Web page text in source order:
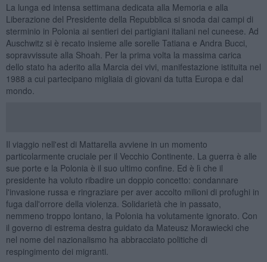
La lunga ed intensa settimana dedicata alla Memoria e alla
Liberazione del Presidente della Repubblica si snoda dai campi di
sterminio in Polonia ai sentieri dei partigiani italiani nel cuneese. Ad
Auschwitz si è recato insieme alle sorelle Tatiana e Andra Bucci,
sopravvissute alla Shoah. Per la prima volta la massima carica
dello stato ha aderito alla Marcia dei vivi, manifestazione istituita nel
1988 a cui partecipano migliaia di giovani da tutta Europa e dal
mondo.
Il viaggio nell'est di Mattarella avviene in un momento
particolarmente cruciale per il Vecchio Continente. La guerra è alle
sue porte e la Polonia è il suo ultimo confine. Ed è lì che il
presidente ha voluto ribadire un doppio concetto: condannare
l'invasione russa e ringraziare per aver accolto milioni di profughi in
fuga dall'orrore della violenza. Solidarietà che in passato,
nemmeno troppo lontano, la Polonia ha volutamente ignorato. Con
il governo di estrema destra guidato da Mateusz Morawiecki che
nel nome del nazionalismo ha abbracciato politiche di
respingimento dei migranti.